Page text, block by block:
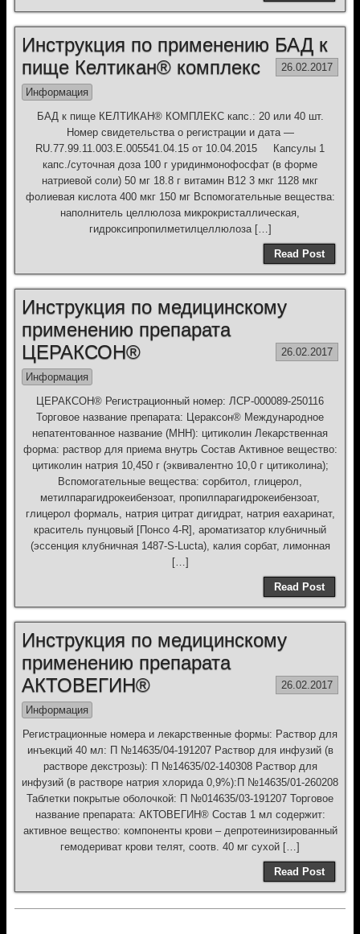
Инструкция по применению БАД к
пище Келтикан® комплекс
26.02.2017
Информация
БАД к пище КЕЛТИКАН® КОМПЛЕКС капс.: 20 или 40 шт.
Номер свидетельства о регистрации и дата —
RU.77.99.11.003.Е.005541.04.15 от 10.04.2015 Капсулы 1
капс./суточная доза 100 г уридинмонофосфат (в форме
натриевой соли) 50 мг 18.8 г витамин В12 3 мкг 1128 мкг
фолиевая кислота 400 мкг 150 мг Вспомогательные вещества:
наполнитель целлюлоза микрокристаллическая,
гидроксипропилметилцеллюлоза […]
Read Post
Инструкция по медицинскому
применению препарата
ЦЕРАКСОН®
26.02.2017
Информация
ЦЕРАКСОН® Регистрационный номер: ЛСР-000089-250116
Торговое название препарата: Цераксон® Международное
непатентованное название (МНН): цитиколин Лекарственная
форма: раствор для приема внутрь Состав Активное вещество:
цитиколин натрия 10,450 г (эквивалентно 10,0 г цитиколина);
Вспомогательные вещества: сорбитол, глицерол,
метилпарагидрокеибензоат, пропилпарагидрокеибензоат,
глицерол формаль, натрия цитрат дигидрат, натрия еахаринат,
краситель пунцовый [Понсо 4-R], ароматизатор клубничный
(эссенция клубничная 1487-S-Lucta), калия сорбат, лимонная
[…]
Read Post
Инструкция по медицинскому
применению препарата
АКТОВЕГИН®
26.02.2017
Информация
Регистрационные номера и лекарственные формы: Раствор для
инъекций 40 мл: П №14635/04-191207 Раствор для инфузий (в
растворе декстрозы): П №14635/02-140308 Раствор для
инфузий (в растворе натрия хлорида 0,9%):П №14635/01-260208
Таблетки покрытые оболочкой: П №014635/03-191207 Торговое
название препарата: АКТОВЕГИН® Состав 1 мл содержит:
активное вещество: компоненты крови – депротеинизированный
гемодериват крови телят, соотв. 40 мг сухой […]
Read Post